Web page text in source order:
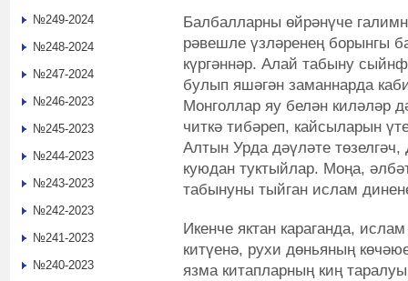
Балбалларны өйрәнүче
рәвешле үзләренең борынгы
күргәннәр. Алай табыну
булып яшәгән заманнарда
Монголлар яу белән киләләр
читкә тибәреп, кайсыларын
Алтын Урда дәүләте
куюдан туктыйлар. Моңа,
табынуны тыйган ислам
Икенче яктан караганда,
китүенә, рухи дөньяның
язма китапларның киң
№249-2024
№248-2024
№247-2024
№246-2023
№245-2023
№244-2023
№243-2023
№242-2023
№241-2023
№240-2023